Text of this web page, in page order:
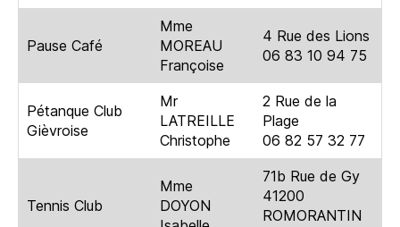
Pause Café
Mme
MOREAU
Françoise
4 Rue des Lions
06 83 10 94 75
Pétanque Club
Gièvroise
Mr
LATREILLE
Christophe
2 Rue de la
Plage
06 82 57 32 77
Tennis Club
Mme
DOYON
71b Rue de Gy
41200
ROMORANTIN